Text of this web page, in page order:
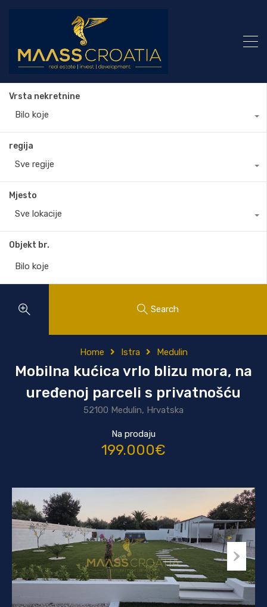
Vrsta nekretnine
Bilo koje
regija
Sve regije
Mjesto
Sve lokacije
Objekt br.
Search
Home Istra Medulin
Mobilna kućica vrlo blizu mora, na
uređenoj parceli s privatnošću
52100 Medulin, Hrvatska
Na prodaju
199.000€